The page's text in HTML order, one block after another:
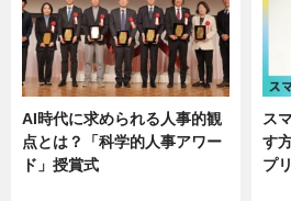
AI時代に求められる人事的観
点とは？「科学的人事アワー
ド」授賞式
ス
す
プ